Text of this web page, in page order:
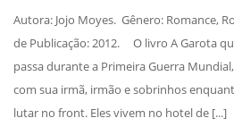
Autora: Jojo Moyes. Gênero: Romance,
de Publicação: 2012. O livro A Garota
passa durante a Primeira Guerra
com sua irmã, irmão e sobrinhos
lutar no front. Eles vivem no hotel de [...]